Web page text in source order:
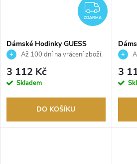
ZDARMA
Dámské Hodinky GUESS
GW1018L6
Až 100 dní na vrácení zboží.
Autorizovaný prodejce.
3 112 Kč
Skladem
DO KOŠÍKU
3